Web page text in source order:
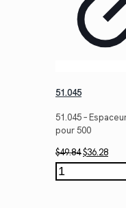
51.045
51.045 –
pour 500
$49.84Le
prix
initial
$36.28Le
prix
quantité
de